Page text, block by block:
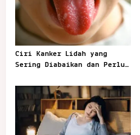
i
g
a
t
n
Ciri Kanker Lidah yang
Sering Diabaikan dan Perlu